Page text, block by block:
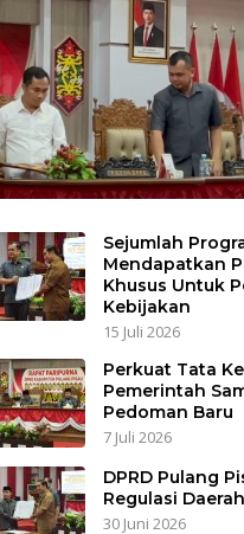
Sejumlah
Mendapatkan
Khusus Untuk
Kebijakan
15 Juli 2026
Perkuat Tata
Pemerintah
Pedoman Baru
7 Juli 2026
DPRD Pulang
Regulasi Daerah
30 Juni 2026